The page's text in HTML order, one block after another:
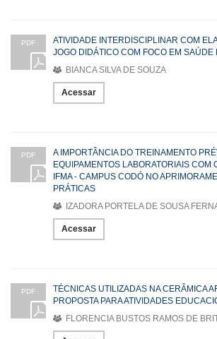
PDF
ATIVIDADE INTERDISCIPLINAR COM
JOGO DIDÁTICO COM FOCO EM SAÚDE
BIANCA SILVA DE SOUZA
Acessar
PDF
A IMPORTÂNCIA DO TREINAMENTO
EQUIPAMENTOS LABORATORIAIS COM
IFMA - CAMPUS CODÓ NO
PRÁTICAS
IZADORA PORTELA DE SOUSA
Acessar
PDF
TÉCNICAS UTILIZADAS NA CERÂMICA
PROPOSTA PARA ATIVIDADES
FLORENCIA BUSTOS RAMOS DE